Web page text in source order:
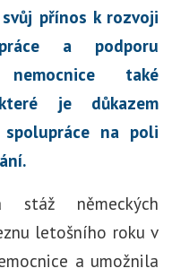
přínos k rozvoji
a podporu
také
je důkazem
spolupráce na poli
stáž německých
letošního roku v
a umožnila